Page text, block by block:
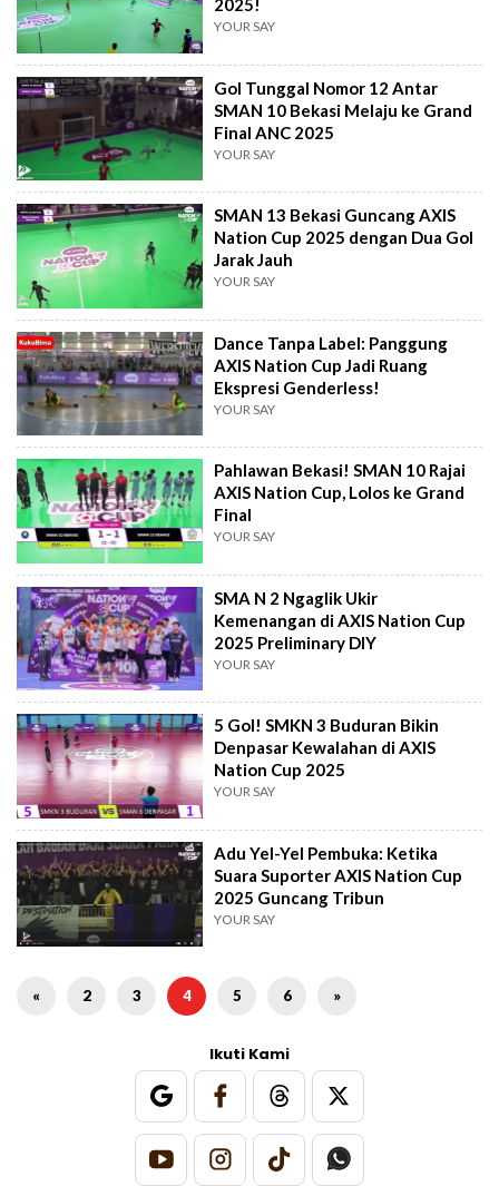
2025!
YOUR SAY
Gol Tunggal Nomor 12 Antar
SMAN 10 Bekasi Melaju ke Grand
Final ANC 2025
YOUR SAY
SMAN 13 Bekasi Guncang AXIS
Nation Cup 2025 dengan Dua Gol
Jarak Jauh
YOUR SAY
Dance Tanpa Label: Panggung
AXIS Nation Cup Jadi Ruang
Ekspresi Genderless!
YOUR SAY
Pahlawan Bekasi! SMAN 10 Rajai
AXIS Nation Cup, Lolos ke Grand
Final
YOUR SAY
SMA N 2 Ngaglik Ukir
Kemenangan di AXIS Nation Cup
2025 Preliminary DIY
YOUR SAY
5 Gol! SMKN 3 Buduran Bikin
Denpasar Kewalahan di AXIS
Nation Cup 2025
YOUR SAY
Adu Yel-Yel Pembuka: Ketika
Suara Suporter AXIS Nation Cup
2025 Guncang Tribun
YOUR SAY
« 2 3 4 5 6 »
Ikuti Kami